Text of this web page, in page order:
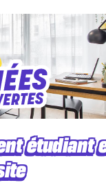
Viens découvrirVoir
des experts
étudiante.
étudiant